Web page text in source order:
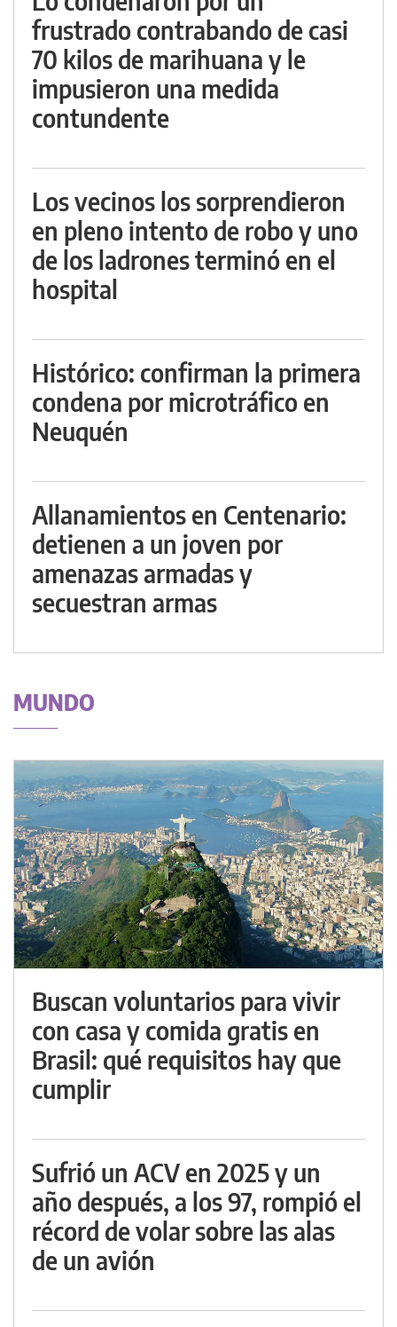
frustrado contrabando de casi
70 kilos de marihuana y le
impusieron una medida
contundente
Los vecinos los sorprendieron
en pleno intento de robo y uno
de los ladrones terminó en el
hospital
Histórico: confirman la primera
condena por microtráfico en
Neuquén
Allanamientos en Centenario:
detienen a un joven por
amenazas armadas y
secuestran armas
MUNDO
Buscan voluntarios para vivir
con casa y comida gratis en
Brasil: qué requisitos hay que
cumplir
Sufrió un ACV en 2025 y un
año después, a los 97, rompió el
récord de volar sobre las alas
de un avión